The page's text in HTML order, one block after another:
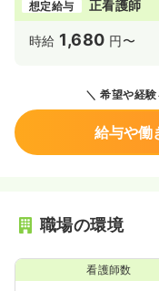
想定給与 正看護師
時給 1,680 円〜
希望や経
給与や働
職場の環境
看護師数